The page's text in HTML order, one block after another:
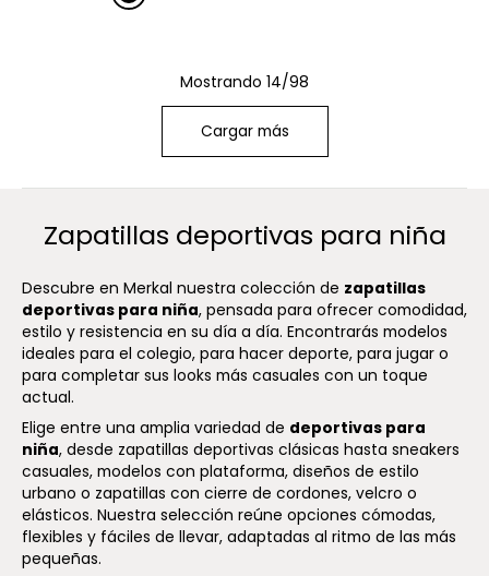
Mostrando 14/98
Cargar más
Zapatillas deportivas para niña
Descubre en Merkal nuestra colección de zapatillas
deportivas para niña, pensada para ofrecer comodidad,
estilo y resistencia en su día a día. Encontrarás modelos
ideales para el colegio, para hacer deporte, para jugar o
para completar sus looks más casuales con un toque
actual.
Elige entre una amplia variedad de deportivas para
niña, desde zapatillas deportivas clásicas hasta sneakers
casuales, modelos con plataforma, diseños de estilo
urbano o zapatillas con cierre de cordones, velcro o
elásticos. Nuestra selección reúne opciones cómodas,
flexibles y fáciles de llevar, adaptadas al ritmo de las más
pequeñas.